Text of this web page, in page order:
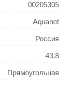
00205305
Aquanet
Россия
43.8
Прямоугольная